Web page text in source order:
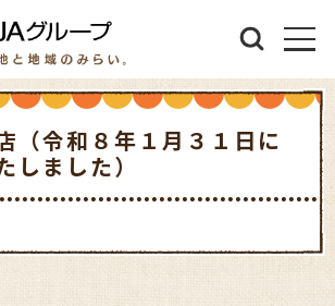
（令和８年１月３１日に
しました）